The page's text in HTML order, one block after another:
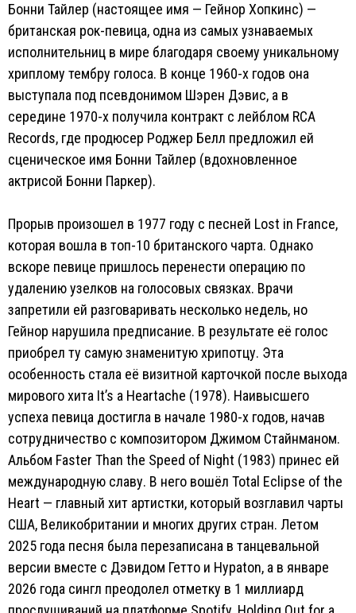
Бонни Тайлер (настоящее имя — Гейнор Хопкинс) —
британская рок-певица, одна из самых узнаваемых
исполнительниц в мире благодаря своему уникальному
хриплому тембру голоса. В конце 1960-х годов она
выступала под псевдонимом Шэрен Дэвис, а в
середине 1970-х получила контракт с лейблом RCA
Records, где продюсер Роджер Белл предложил ей
сценическое имя Бонни Тайлер (вдохновленное
актрисой Бонни Паркер).
Прорыв произошел в 1977 году с песней Lost in France,
которая вошла в топ-10 британского чарта. Однако
вскоре певице пришлось перенести операцию по
удалению узелков на голосовых связках. Врачи
запретили ей разговаривать несколько недель, но
Гейнор нарушила предписание. В результате её голос
приобрел ту самую знаменитую хрипотцу. Эта
особенность стала её визитной карточкой после выхода
мирового хита It’s a Heartache (1978). Наивысшего
успеха певица достигла в начале 1980-х годов, начав
сотрудничество с композитором Джимом Стайнманом.
Альбом Faster Than the Speed of Night (1983) принес ей
международную славу. В него вошёл Total Eclipse of the
Heart — главный хит артистки, который возглавил чарты
США, Великобритании и многих других стран. Летом
2025 года песня была перезаписана в танцевальной
версии вместе с Дэвидом Гетто и Hypaton, а в январе
2026 года сингл преодолел отметку в 1 миллиард